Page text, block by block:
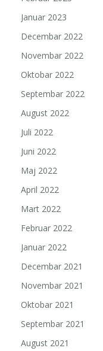
Januar 2023
Decembar 2022
Novembar 2022
Oktobar 2022
Septembar 2022
August 2022
Juli 2022
Juni 2022
Maj 2022
April 2022
Mart 2022
Februar 2022
Januar 2022
Decembar 2021
Novembar 2021
Oktobar 2021
Septembar 2021
August 2021